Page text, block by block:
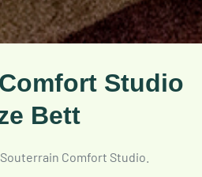
Studio
Bett
Comfort Studio.